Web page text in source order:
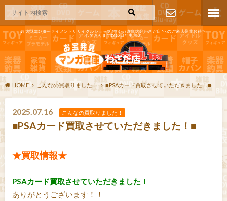
超大型エンターテイメントリサイクルショップ"マンガ倉庫大分わさだ店"へのご来店是非お待ち
しております!365日年中無休
お問い合わ
せ
HOME こんなの買取りました！ ■PSAカード買取させていただきました！■
2025.07.16 こんなの買取りました！
■PSAカード買取させていただきました！■
★買取情報★
PSAカード買取させていただきました！
ありがとうございます！！